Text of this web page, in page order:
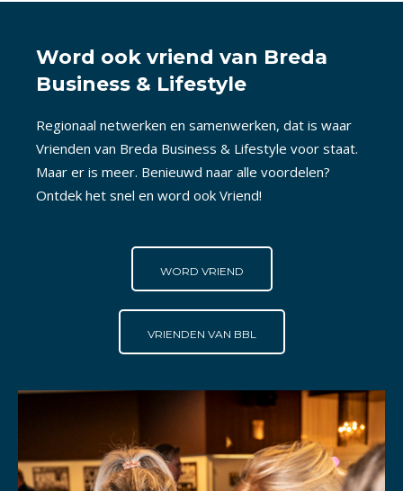
Word ook vriend van Breda
Business & Lifestyle
Regionaal netwerken en samenwerken, dat is waar
Vrienden van Breda Business & Lifestyle voor staat.
Maar er is meer. Benieuwd naar alle voordelen?
Ontdek het snel en word ook Vriend!
WORD VRIEND
VRIENDEN VAN BBL